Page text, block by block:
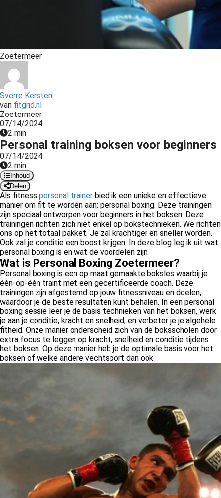
Zoetermeer
Sverre Kersten
van fitgrid.nl
Zoetermeer
07/14/2024
2 min
Personal training boksen voor beginners
07/14/2024
2 min
Inhoud
Delen
Als fitness personal trainer bied ik een unieke en effectieve
manier om fit te worden aan: personal boxing. Deze trainingen
zijn speciaal ontworpen voor beginners in het boksen. Deze
trainingen richten zich niet enkel op bokstechnieken. We richten
ons op het totaal pakket. Je zal krachtiger en sneller worden.
Ook zal je conditie een boost krijgen. In deze blog leg ik uit wat
personal boxing is en wat de voordelen zijn.
Wat is Personal Boxing Zoetermeer?
Personal boxing is een op maat gemaakte boksles waarbij je
één-op-één traint met een gecertificeerde coach. Deze
trainingen zijn afgestemd op jouw fitnessniveau en doelen,
waardoor je de beste resultaten kunt behalen. In een personal
boxing sessie leer je de basis technieken van het boksen, werk
je aan je conditie, kracht en snelheid, en verbeter je je algehele
fitheid. Onze manier onderscheid zich van de boksscholen door
extra focus te leggen op kracht, snelheid en conditie tijdens
het boksen. Op deze manier heb je de optimale basis voor het
boksen of welke andere vechtsport dan ook.